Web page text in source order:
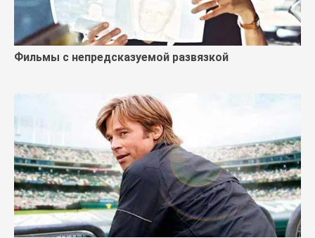
Фильмы с непредсказуемой развязкой